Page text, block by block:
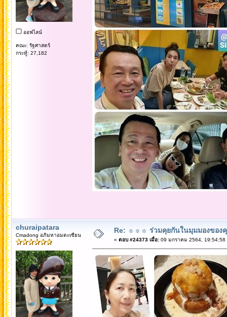
ออฟไลน์
คณะ: รัฐศาสตร์
กระทู้: 27,182
churaipatara
Cmadong อภิมหาอมตะเซียน
Re: ☼☼☼ ร่วมคุยกันในมุมมองของ
« ตอบ #24373 เมื่อ:09 มกราคม 2564, 19:54:58